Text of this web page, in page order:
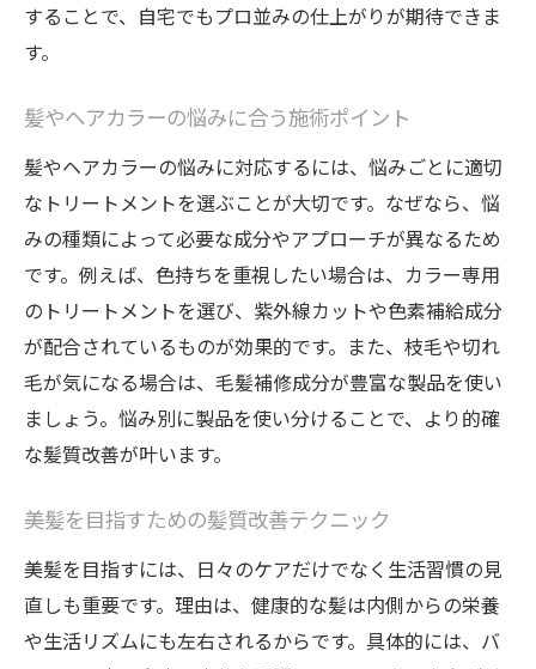
することで、自宅でもプロ並みの仕上がりが期待できま
す。
髪やヘアカラーの悩みに合う施術ポイント
髪やヘアカラーの悩みに対応するには、悩みごとに適切
なトリートメントを選ぶことが大切です。なぜなら、悩
みの種類によって必要な成分やアプローチが異なるため
です。例えば、色持ちを重視したい場合は、カラー専用
のトリートメントを選び、紫外線カットや色素補給成分
が配合されているものが効果的です。また、枝毛や切れ
毛が気になる場合は、毛髪補修成分が豊富な製品を使い
ましょう。悩み別に製品を使い分けることで、より的確
な髪質改善が叶います。
美髪を目指すための髪質改善テクニック
美髪を目指すには、日々のケアだけでなく生活習慣の見
直しも重要です。理由は、健康的な髪は内側からの栄養
や生活リズムにも左右されるからです。具体的には、バ